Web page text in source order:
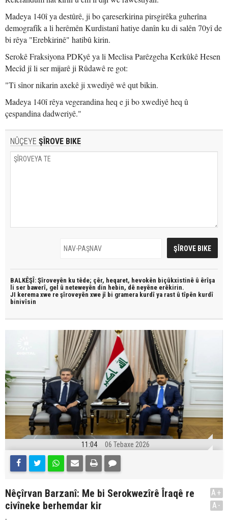
Madeya 140î ya destûrê, ji bo çareserkirina pirsgirêka guherîna
demografîk a li herêmên Kurdistanî hatiye danîn ku di salên 70yî de
bi rêya "Erebkirinê" hatibû kirin.
Serokê Fraksiyona PDKyê ya li Meclisa Parêzgeha Kerkûkê Hesen
Mecîd jî li ser mijarê ji Rûdawê re got:
"Ti sînor nikarin axekê ji xwediyê wê qut bikin.
Madeya 140î rêya vegerandina heq e ji bo xwediyê heq û
çespandina dadweriyê."
NÛÇEYE ŞÎROVE BIKE
BALKÊŞÎ: Şîroveyên ku têde; çêr, heqaret, hevokên biçûkxistinê û êrîşa
li ser bawerî, gel û neteweyên din hebin, dê neyêne erêkirin.
JI kerema xwe re şîroveyên xwe jî bi gramera kurdî ya rast û tîpên kurdî
binivîsin
11:04 06 Tebaxe 2026
Nêçîrvan Barzanî: Me bi Serokwezîrê Îraqê re
civîneke berhemdar kir
.
A+
A-